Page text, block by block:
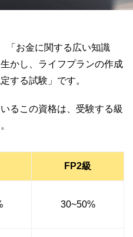
「お金に関する広い知識
かし、ライフプランの作成
する試験」です。
るこの資格は、受験する級
FP2級
30~50%